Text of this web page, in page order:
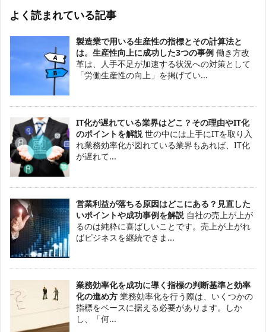
よく読まれている記事
製造業で用いる生産性の指標とその計算法と
は。生産性向上に成功した3つの事例 働き方改
革は、人手不足が加速する状況への対策として
「労働生産性の向上」を掲げてい...
IT化が遅れている業界はどこ？その理由やIT化
のポイントを解説 世の中には上手にITを取り入
れ業務効率化が図れている業界もあれば、IT化
が遅れて...
営業利益が落ちる原因はどこにある？見直した
いポイントや成功事例を解説 自社の売上が上が
るのは純粋に喜ばしいことです。売上が上がれ
ばビジネスを継続できま...
業務効率化を成功に導く指標の判断基準と効率
化の進め方 業務効率化を行う際は、いくつかの
指標をベースに据える必要があります。しか
し、「何...